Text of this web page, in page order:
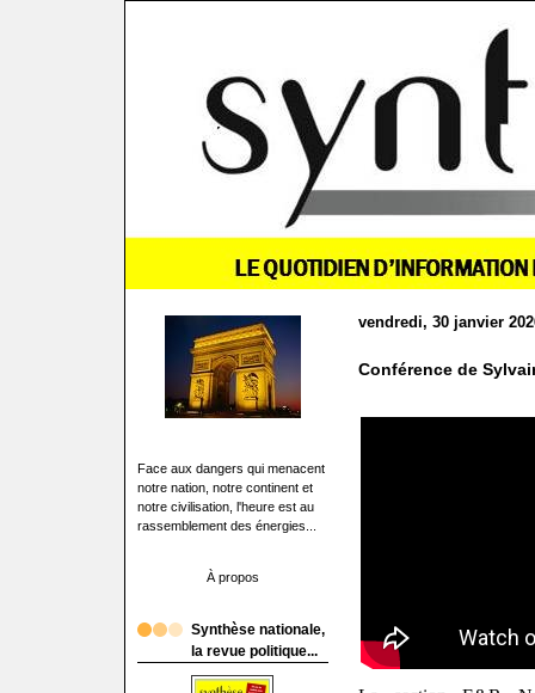
Face aux dangers qui menacent
notre nation, notre continent et
notre civilisation, l'heure est au
rassemblement des énergies...
À propos
Synthèse nationale,
la revue politique...
vendredi, 30 janvier
Conférence de